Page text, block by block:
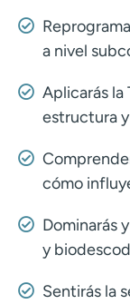
a nivel
Aplicarás
estructura
cómo
Dominarás
y
Sentirás la